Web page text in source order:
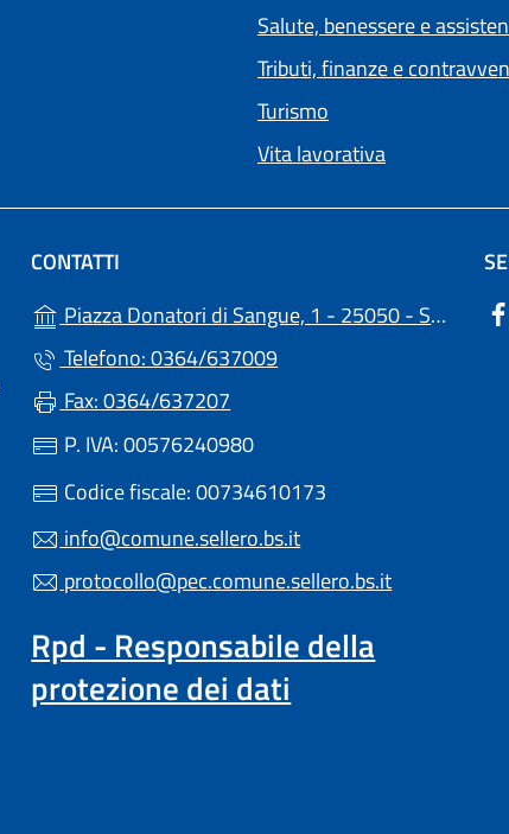
Salute, benessere e
Tributi, finanze e
Turismo
Vita lavorativa
CONTATTI
Piazza Donatori di Sangue, 1 - 25050 - Sellero (BS)
Telefono: 0364/637009
Fax: 0364/637207
P. IVA: 00576240980
Codice fiscale: 00734610173
info@comune.sellero.bs.it
protocollo@pec.comune.sellero.bs.it
Rpd - Responsabile della
protezione dei dati